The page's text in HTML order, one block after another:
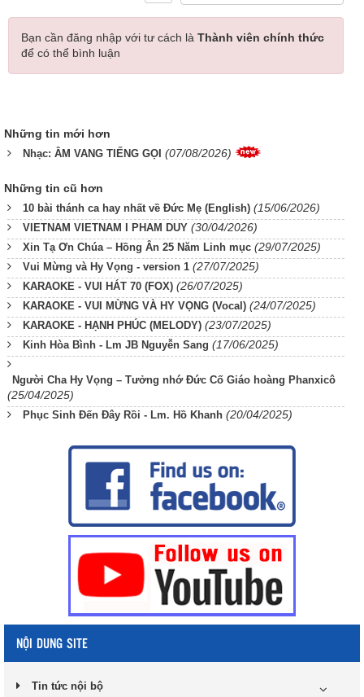
Bạn cần đăng nhập với tư cách là Thành viên chính thức
để có thể bình luận
Những tin mới hơn
Nhạc: ÂM VANG TIẾNG GỌI (07/08/2026)
Những tin cũ hơn
10 bài thánh ca hay nhất về Đức Mẹ (English) (15/06/2026)
VIETNAM VIETNAM I PHAM DUY (30/04/2026)
Xin Tạ Ơn Chúa – Hồng Ân 25 Năm Linh mục (29/07/2025)
Vui Mừng và Hy Vọng - version 1 (27/07/2025)
KARAOKE - VUI HÁT 70 (FOX) (26/07/2025)
KARAOKE - VUI MỪNG VÀ HY VỌNG (Vocal) (24/07/2025)
KARAOKE - HẠNH PHÚC (MELODY) (23/07/2025)
Kinh Hòa Bình - Lm JB Nguyễn Sang (17/06/2025)
Người Cha Hy Vọng – Tưởng nhớ Đức Cố Giáo hoàng Phanxicô
(25/04/2025)
Phục Sinh Đến Đây Rồi - Lm. Hồ Khanh (20/04/2025)
NỘI DUNG SITE
Tin tức nội bộ